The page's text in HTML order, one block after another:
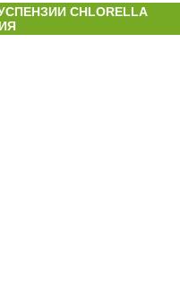
CHLORELLA